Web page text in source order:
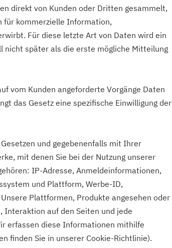
direkt von Kunden oder Dritten gesammelt,
für kommerzielle Information,
Für diese letzte Art von Daten wird ein
nicht später als die erste mögliche Mitteilung
vom Kunden angeforderte Vorgänge Daten
das Gesetz eine spezifische Einwilligung der
und gegebenenfalls mit Ihrer
mit denen Sie bei der Nutzung unserer
IP-Adresse, Anmeldeinformationen,
und Plattform, Werbe-ID,
Plattformen, Produkte angesehen oder
Interaktion auf den Seiten und jede
erfassen diese Informationen mithilfe
finden Sie in unserer Cookie-Richtlinie).